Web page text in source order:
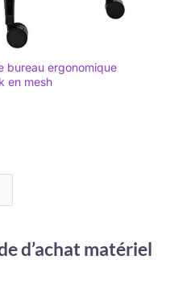
bureau ergonomique
en mesh
d’achat matériel